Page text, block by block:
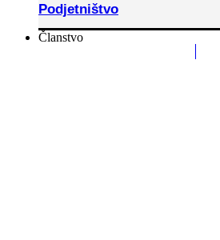
Podjetništvo
Članstvo